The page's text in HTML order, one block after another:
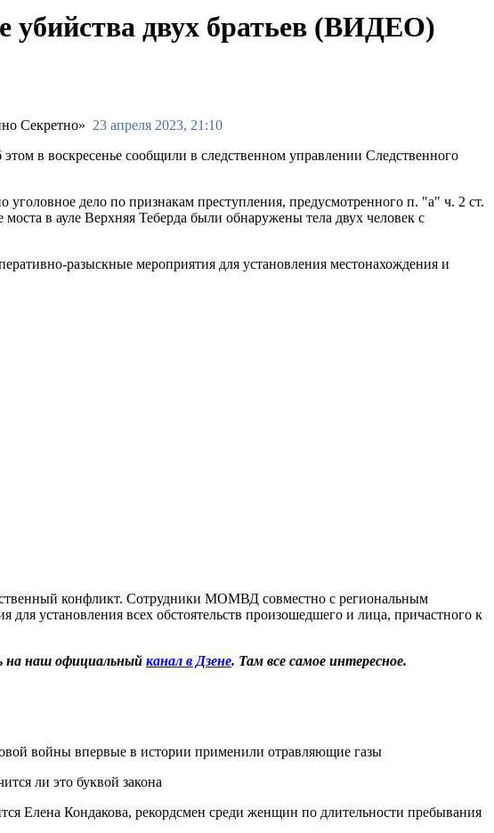
убийства двух братьев (ВИДЕО)
23 апреля 2023, 21:10
в воскресенье сообщили в следственном управлении Следственного
дело по признакам преступления, предусмотренного п. "а" ч. 2 ст.
в ауле Верхняя Теберда были обнаружены тела двух человек с
разыскные мероприятия для установления местонахождения и
конфликт. Сотрудники МОМВД совместно с региональным
установления всех обстоятельств произошедшего и лица, причастного к
на наш официальный канал в Дзене. Там все самое интересное.
войны впервые в истории применили отравляющие газы
ли это буквой закона
Елена Кондакова, рекордсмен среди женщин по длительности пребывания